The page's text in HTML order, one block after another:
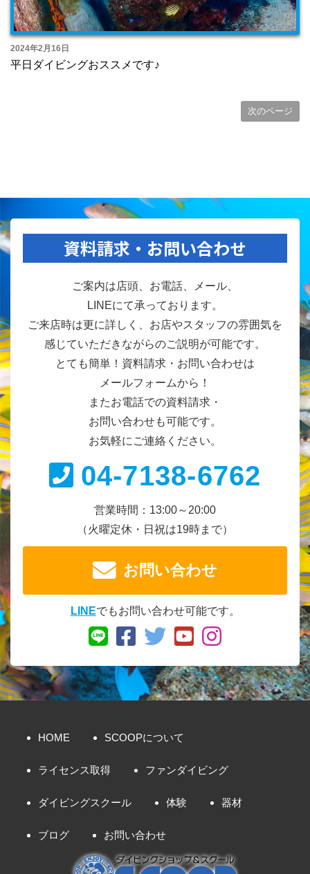
2024年2月16日
平日ダイビングおススメです♪
次のページ
資料請求・お問い合わせ
ご案内は店頭、お電話、メール、
LINEにて承っております。
ご来店時は更に詳しく、お店やスタッフの雰囲気を
感じていただきながらのご説明が可能です。
とても簡単！資料請求・お問い合わせは
メールフォームから！
またお電話での資料請求・
お問い合わせも可能です。
お気軽にご連絡ください。
04-7138-6762
営業時間：13:00～20:00
（火曜定休・日祝は19時まで）
お問い合わせ
LINEでもお問い合わせ可能です。
HOME SCOOPについて
ライセンス取得 ファンダイビング
ダイビングスクール 体験 器材
ブログ お問い合わせ